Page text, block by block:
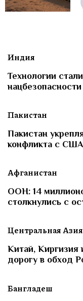
Индия
Технологии
Пакистан
Пакистан
конфликта с США
Афганистан
ООН: 14
столкнулись с
Центральная Азия
Китай, Киргизия
дорогу в обход
Бангладеш